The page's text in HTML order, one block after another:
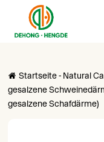
Startseite - Natural
gesalzene
gesalzene Schafdärme)